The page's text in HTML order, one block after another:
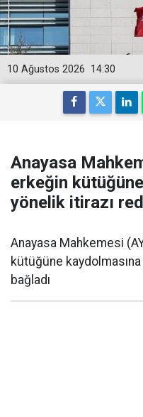
14:30
10 Ağustos 2026
Anayasa
erkeğin
yönelik itirazı
Anayasa Mahkemesi
kütüğüne
bağladı